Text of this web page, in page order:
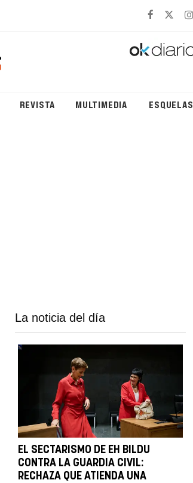
REVISTA MULTIMEDIA ESQUELAS
La noticia del día
EL SECTARISMO DE EH BILDU
CONTRA LA GUARDIA CIVIL:
RECHAZA QUE ATIENDA UNA